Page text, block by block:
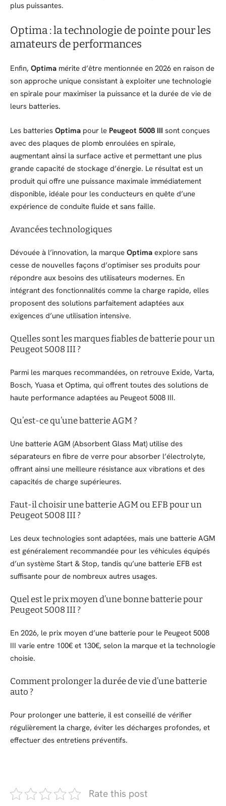
plus puissantes.
Optima : la technologie de pointe pour les
amateurs de performances
Enfin, Optima mérite d’être mentionnée en 2026 en raison de
son approche unique consistant à exploiter une technologie
en spirale pour maximiser la puissance et la durée de vie de
leurs batteries.
Les batteries Optima pour le Peugeot 5008 III sont conçues
avec des plaques de plomb enroulées en spirale,
augmentant ainsi la surface active et permettant une plus
grande capacité de stockage d’énergie. Le résultat est un
produit qui offre une puissance maximale immédiatement
disponible, idéale pour les conducteurs en quête d’une
expérience de conduite fluide et sans faille.
Avancées technologiques
Dévouée à l’innovation, la marque Optima explore sans
cesse de nouvelles façons d’optimiser ses produits pour
répondre aux besoins des utilisateurs modernes. En
intégrant des fonctionnalités comme la charge rapide, elles
proposent des solutions parfaitement adaptées aux
exigences d’une utilisation intensive.
Quelles sont les marques fiables de batterie pour un
Peugeot 5008 III ?
Parmi les marques recommandées, on retrouve Exide, Varta,
Bosch, Yuasa et Optima, qui offrent toutes des solutions de
haute performance adaptées au Peugeot 5008 III.
Qu’est-ce qu’une batterie AGM ?
Une batterie AGM (Absorbent Glass Mat) utilise des
séparateurs en fibre de verre pour absorber l’électrolyte,
offrant ainsi une meilleure résistance aux vibrations et des
capacités de charge supérieures.
Faut-il choisir une batterie AGM ou EFB pour un
Peugeot 5008 III ?
Les deux technologies sont adaptées, mais une batterie AGM
est généralement recommandée pour les véhicules équipés
d’un système Start & Stop, tandis qu’une batterie EFB est
suffisante pour de nombreux autres usages.
Quel est le prix moyen d’une bonne batterie pour
Peugeot 5008 III ?
En 2026, le prix moyen d’une batterie pour le Peugeot 5008
III varie entre 100€ et 130€, selon la marque et la technologie
choisie.
Comment prolonger la durée de vie d’une batterie
auto ?
Pour prolonger une batterie, il est conseillé de vérifier
régulièrement la charge, éviter les décharges profondes, et
effectuer des entretiens préventifs.
Rate this post